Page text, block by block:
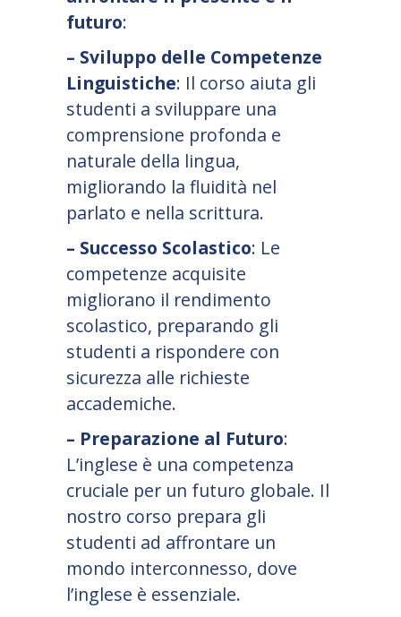
futuro:
– Sviluppo delle Competenze
Linguistiche: Il corso aiuta gli
studenti a sviluppare una
comprensione profonda e
naturale della lingua,
migliorando la fluidità nel
parlato e nella scrittura.
– Successo Scolastico: Le
competenze acquisite
migliorano il rendimento
scolastico, preparando gli
studenti a rispondere con
sicurezza alle richieste
accademiche.
– Preparazione al Futuro:
L’inglese è una competenza
cruciale per un futuro globale. Il
nostro corso prepara gli
studenti ad affrontare un
mondo interconnesso, dove
l’inglese è essenziale.